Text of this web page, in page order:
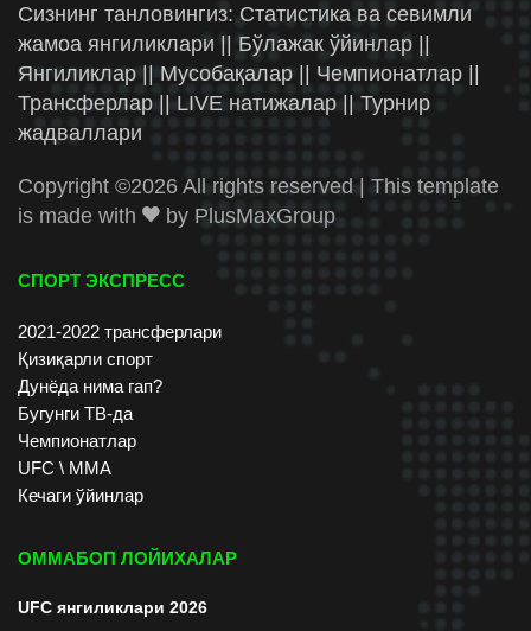
Сизнинг танловингиз: Статистика ва севимли
жамоа янгиликлари || Бўлажак ўйинлар ||
Янгиликлар || Мусобақалар || Чемпионатлар ||
Трансферлар || LIVE натижалар || Турнир
жадваллари
Copyright ©2026 All rights reserved | This template
is made with
by PlusMaxGroup
СПОРТ ЭКСПРЕСС
2021-2022 трансферлари
Қизиқарли спорт
Дунёда нима гап?
Бугунги ТВ-да
Чемпионатлар
UFC \ ММА
Кечаги ўйинлар
ОММАБОП ЛОЙИХАЛАР
UFC янгиликлари 2026